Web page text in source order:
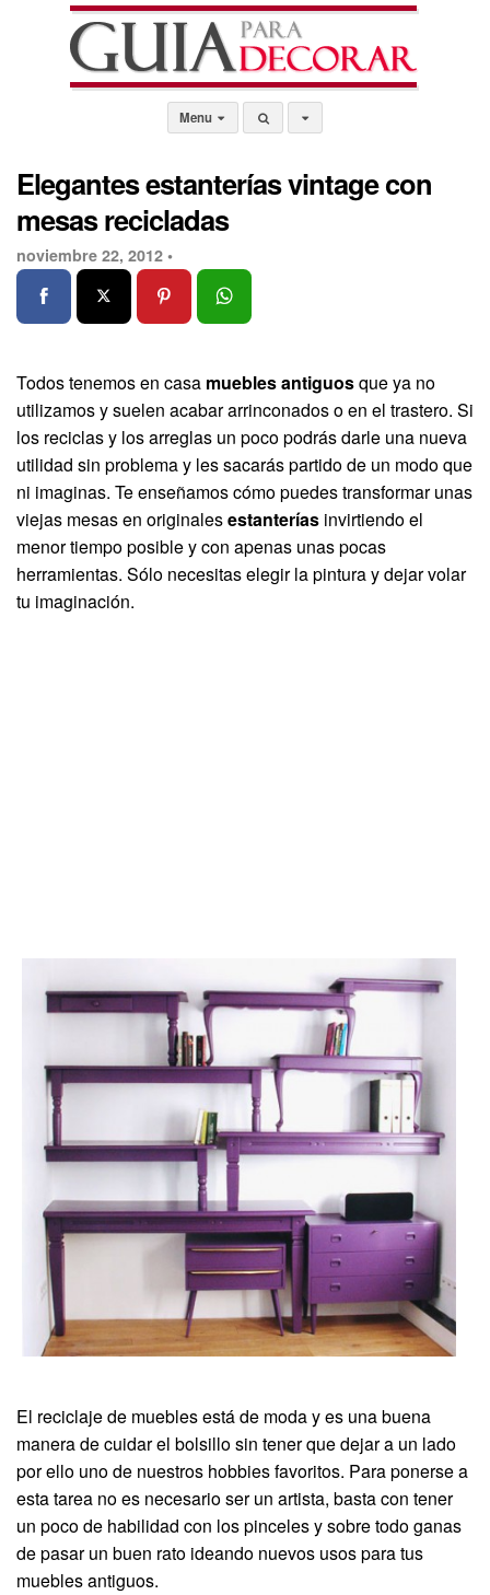
Menu
Elegantes estanterías vintage con
mesas recicladas
noviembre 22, 2012 •
Todos tenemos en casa muebles antiguosque ya no
utilizamos y suelen acabar arrinconados o en el trastero. Si
los reciclas y los arreglas un poco podrás darle una nueva
utilidad sin problema y les sacarás partido de un modo que
ni imaginas. Te enseñamos cómo puedes transformar unas
viejas mesas en originalesestanterías invirtiendo el
menor tiempo posible y con apenas unas pocas
herramientas. Sólo necesitas elegir la pintura y dejar volar
tu imaginación.
El reciclaje de muebles está de moda y es una buena
manera de cuidar el bolsillo sin tener que dejar a un lado
por ello uno de nuestros hobbies favoritos. Para ponerse a
esta tarea no es necesario ser un artista, basta con tener
un poco de habilidad con los pinceles y sobre todo ganas
de pasar un buen rato ideando nuevos usos para tus
muebles antiguos.